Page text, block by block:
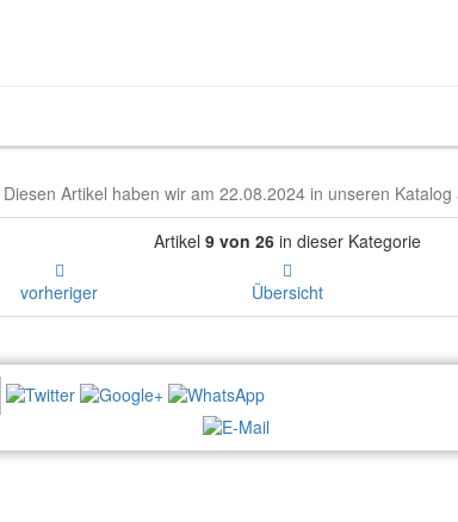
Diesen Artikel haben wir am 22.08.2024 in unseren
Artikel 9 von 26 in dieser Kategorie
vorheriger Übersicht